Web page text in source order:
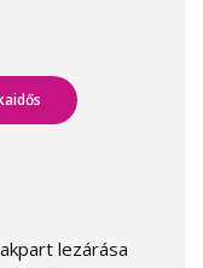
lezárása